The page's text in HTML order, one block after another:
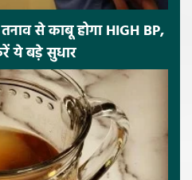
से काबू होगा HIGH BP,
ये बड़े सुधार